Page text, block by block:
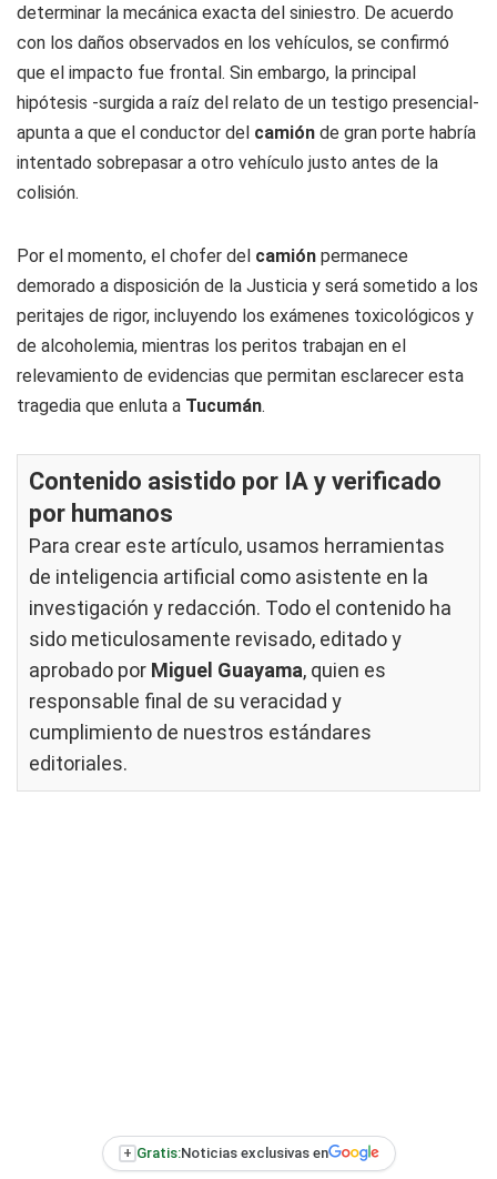
determinar la mecánica exacta del siniestro. De acuerdo
con los daños observados en los vehículos, se confirmó
que el impacto fue frontal. Sin embargo, la principal
hipótesis -surgida a raíz del relato de un testigo presencial-
apunta a que el conductor del camión de gran porte habría
intentado sobrepasar a otro vehículo justo antes de la
colisión.
Por el momento, el chofer del camión permanece
demorado a disposición de la Justicia y será sometido a los
peritajes de rigor, incluyendo los exámenes toxicológicos y
de alcoholemia, mientras los peritos trabajan en el
relevamiento de evidencias que permitan esclarecer esta
tragedia que enluta a Tucumán.
Contenido asistido por IA y verificado
por humanos
Para crear este artículo, usamos herramientas
de inteligencia artificial como asistente en la
investigación y redacción. Todo el contenido ha
sido meticulosamente revisado, editado y
aprobado por Miguel Guayama, quien es
responsable final de su veracidad y
cumplimiento de nuestros estándares
editoriales.
+ Gratis:Noticias exclusivas en